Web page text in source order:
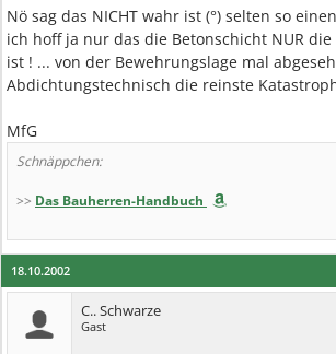
Nö sag das NICHT wahr ist (°) selten so
ich hoff ja nur das die Betonschicht NUR
ist ! ... von der Bewehrungslage mal
Abdichtungstechnisch die reinste
MfG
Schnäppchen:
>> Das Bauherren-Handbuch
18.10.2002
C.. Schwarze
Gast